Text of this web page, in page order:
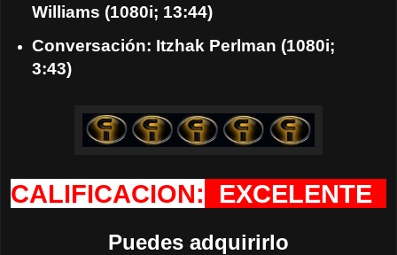
Williams (1080i; 13:44)
Conversación: Itzhak Perlman (1080i;
3:43)
CALIFICACION: EXCELENTE
Puedes adquirirlo